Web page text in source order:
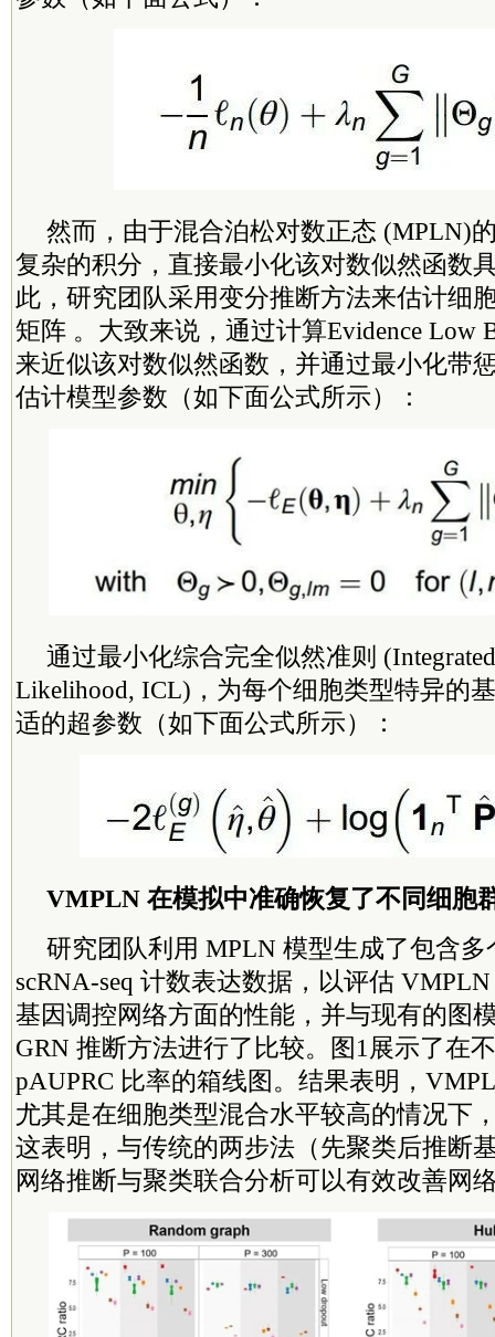
然而，由于混合泊松对数正态 (MPLN)
复杂的积分，直接最小化该对数似然函数
此，研究团队采用变分推断方法来估计细
矩阵 。大致来说，通过计算Evidence Low
来近似该对数似然函数，并通过最小化带
估计模型参数（如下面公式所示）：
通过最小化综合完全似然准则
Likelihood, ICL)，为每个细胞类型特异的
适的超参数（如下面公式所示）：
VMPLN 在模拟中准确恢复了不同细胞
研究团队利用 MPLN 模型生成了包含
scRNA-seq 计数表达数据，以评估
基因调控网络方面的性能，并与现有的图
GRN 推断方法进行了比较。图1展示了在
pAUPRC 比率的箱线图。结果表明，
尤其是在细胞类型混合水平较高的情况下
这表明，与传统的两步法（先聚类后推断
网络推断与聚类联合分析可以有效改善网